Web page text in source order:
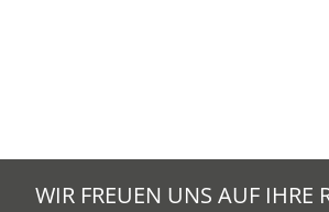
WIR FREUEN UNS AUF IHRE